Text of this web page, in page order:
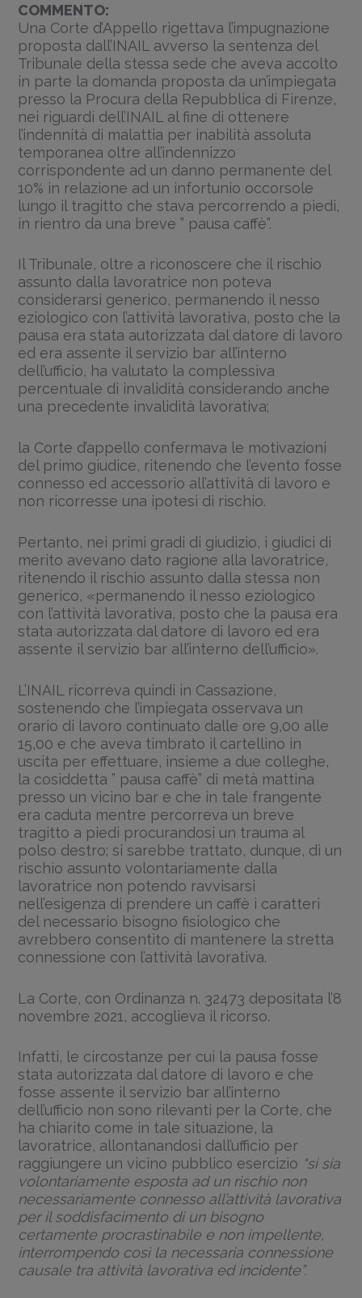
COMMENTO:
Una Corte d’Appello rigettava l’impugnazione
proposta dall’INAIL avverso la sentenza del
Tribunale della stessa sede che aveva accolto
in parte la domanda proposta da un’impiegata
presso la Procura della Repubblica di Firenze,
nei riguardi dell’INAIL al fine di ottenere
l’indennità di malattia per inabilità assoluta
temporanea oltre all’indennizzo
corrispondente ad un danno permanente del
10% in relazione ad un infortunio occorsole
lungo il tragitto che stava percorrendo a piedi,
in rientro da una breve ” pausa caffè”.
Il Tribunale, oltre a riconoscere che il rischio
assunto dalla lavoratrice non poteva
considerarsi generico, permanendo il nesso
eziologico con l’attività lavorativa, posto che la
pausa era stata autorizzata dal datore di lavoro
ed era assente il servizio bar all’interno
dell’ufficio, ha valutato la complessiva
percentuale di invalidità considerando anche
una precedente invalidità lavorativa;
la Corte d’appello confermava le motivazioni
del primo giudice, ritenendo che l’evento fosse
connesso ed accessorio all’attività di lavoro e
non ricorresse una ipotesi di rischio.
Pertanto, nei primi gradi di giudizio, i giudici di
merito avevano dato ragione alla lavoratrice,
ritenendo il rischio assunto dalla stessa non
generico, «permanendo il nesso eziologico
con l’attività lavorativa, posto che la pausa era
stata autorizzata dal datore di lavoro ed era
assente il servizio bar all’interno dell’ufficio».
L’INAIL ricorreva quindi in Cassazione,
sostenendo che l’impiegata osservava un
orario di lavoro continuato dalle ore 9,00 alle
15,00 e che aveva timbrato il cartellino in
uscita per effettuare, insieme a due colleghe,
la cosiddetta ” pausa caffè” di metà mattina
presso un vicino bar e che in tale frangente
era caduta mentre percorreva un breve
tragitto a piedi procurandosi un trauma al
polso destro; si sarebbe trattato, dunque, di un
rischio assunto volontariamente dalla
lavoratrice non potendo ravvisarsi
nell’esigenza di prendere un caffè i caratteri
del necessario bisogno fisiologico che
avrebbero consentito di mantenere la stretta
connessione con l’attività lavorativa.
La Corte, con Ordinanza n. 32473 depositata l’8
novembre 2021, accoglieva il ricorso.
Infatti, le circostanze per cui la pausa fosse
stata autorizzata dal datore di lavoro e che
fosse assente il servizio bar all’interno
dell’ufficio non sono rilevanti per la Corte, che
ha chiarito come in tale situazione, la
lavoratrice, allontanandosi dall’ufficio per
raggiungere un vicino pubblico esercizio “si sia
volontariamente esposta ad un rischio non
necessariamente connesso all’attività lavorativa
per il soddisfacimento di un bisogno
certamente procrastinabile e non impellente,
interrompendo così la necessaria connessione
causale tra attività lavorativa ed incidente”.